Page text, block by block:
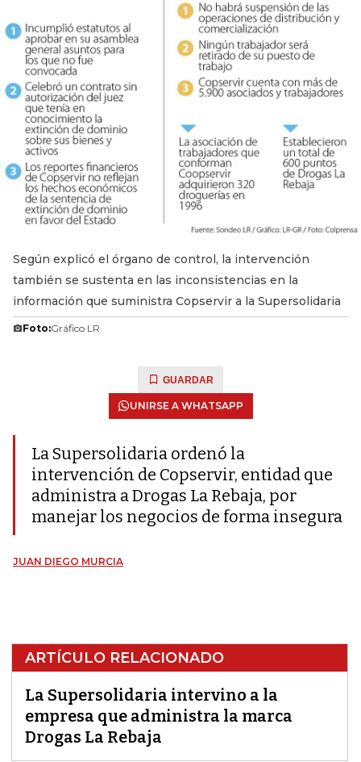
Según explicó el órgano de control, la intervención
también se sustenta en las inconsistencias en la
información que suministra Copservir a la Supersolidaria
Foto:Gráfico LR
GUARDAR
UNIRSE A WHATSAPP
La Supersolidaria ordenó la
intervención de Copservir, entidad que
administra a Drogas La Rebaja, por
manejar los negocios de forma insegura
JUAN DIEGO MURCIA
ARTÍCULO RELACIONADO
La Supersolidaria intervino a la
empresa que administra la marca
Drogas La Rebaja